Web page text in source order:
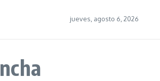
jueves, agosto 6, 2026